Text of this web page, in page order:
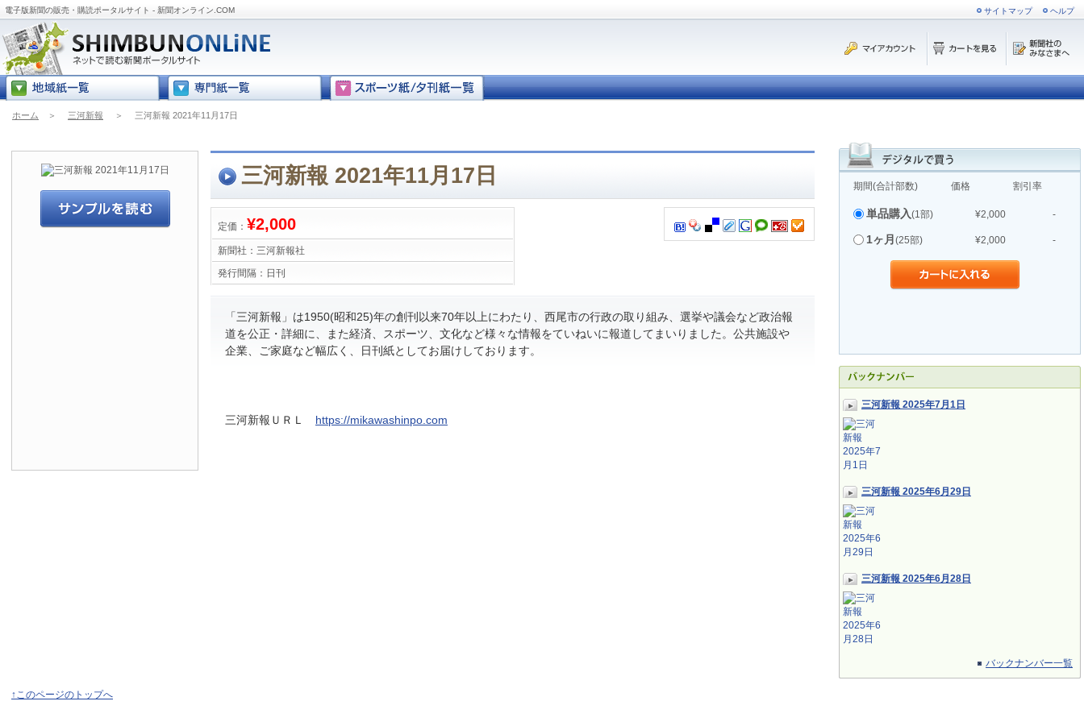
電子版新聞の販売・購読ポータルサイト - 新聞オンライン.COM サイトマップ ヘルプ
ホーム ＞ 三河新報 ＞ 三河新報 2021年11月17日
期間(合計部数) 価格 割引率
単品購入(1部) ¥2,000 -
1ヶ月 (25部) ¥2,000 -
三河新報 2025年7月1日
三河新報 2025年6月29日
三河新報 2025年6月28日
バックナンバー一覧
三河新報 2021年11月17日
定価： ¥2,000
新聞社： 三河新報社
発行間隔： 日刊
「三河新報」は1950(昭和25)年の創刊以来70年以上にわたり、西尾市の行政の取り組み、選挙や議会など政治報
道を公正・詳細に、また経済、スポーツ、文化など様々な情報をていねいに報道してまいりました。公共施設や
企業、ご家庭など幅広く、日刊紙としてお届けしております。
三河新報ＵＲＬ https://mikawashinpo.com
↑このページのトップへ